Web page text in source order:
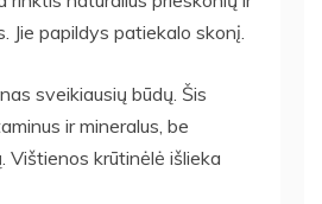
Jie papildys patiekalo skonį.
sveikiausių būdų. Šis
ir mineralus, be
Vištienos krūtinėlė išlieka